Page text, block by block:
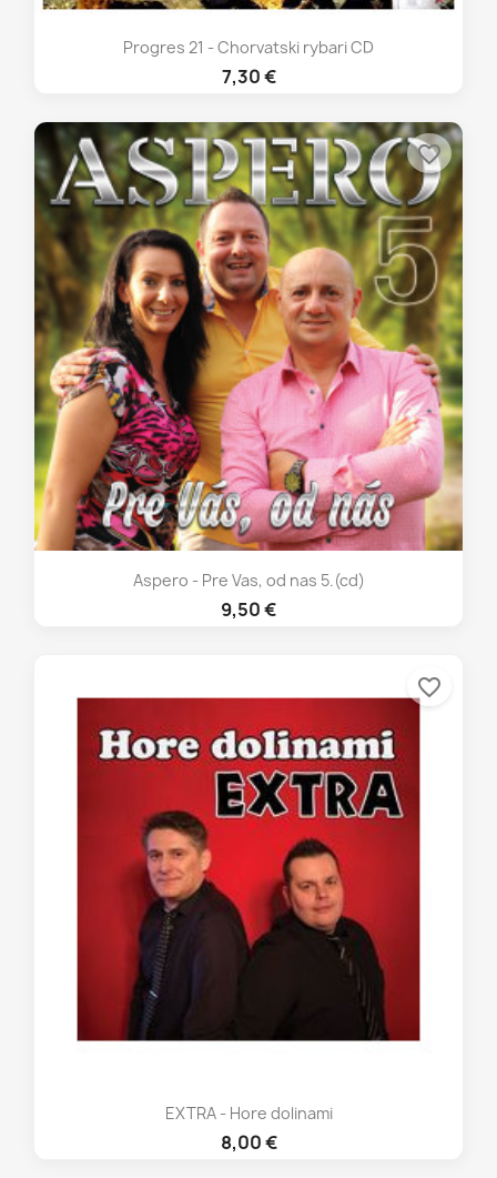
Progres 21 - Chorvatski rybari CD
7,30 €
Aspero - Pre Vas, od nas 5.(cd)
9,50 €
favorite_border
EXTRA - Hore dolinami
8,00 €
favorite_border